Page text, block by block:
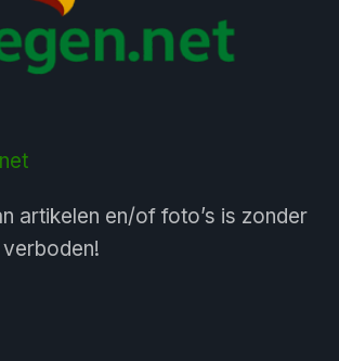
artikelen en/of foto’s is zonder